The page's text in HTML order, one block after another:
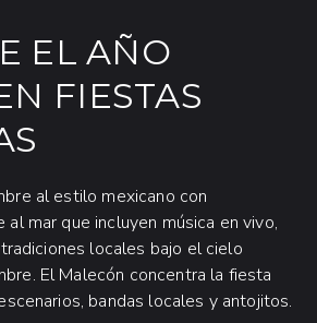
EL AÑO
FIESTAS
al estilo mexicano con
mar que incluyen música en vivo,
locales bajo el cielo
El Malecón concentra la fiesta
bandas locales y antojitos.